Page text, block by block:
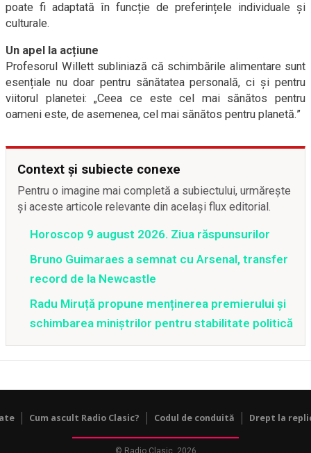
poate fi adaptată în funcție de preferințele individuale și
culturale.
Un apel la acțiune
Profesorul Willett subliniază că schimbările alimentare sunt
esențiale nu doar pentru sănătatea personală, ci și pentru
viitorul planetei: „Ceea ce este cel mai sănătos pentru
oameni este, de asemenea, cel mai sănătos pentru planetă.”
Context și subiecte conexe
Pentru o imagine mai completă a subiectului, urmărește
și aceste articole relevante din același flux editorial.
Horoscop 9 august 2026. Ziua răspunsurilor
Bruno Guimaraes a semnat cu Arsenal, transfer
record de la Newcastle
Radu Miruță propune menținerea premierului și
schimbarea miniștrilor pentru stabilitate politică
Cum ascult Radio Clasic? Codul de conduită Drept la
© Radio Clasic, 2026